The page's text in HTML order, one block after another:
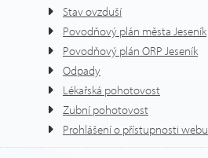
Stav ovzduší
Povodňový plán města Jeseník
Povodňový plán ORP Jeseník
Odpady
Lékařská pohotovost
Zubní pohotovost
Prohlášení o přístupnosti webu